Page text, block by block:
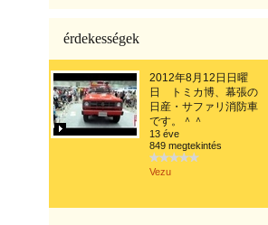
érdekességek
2012年8月12日日曜
日 トミカ博、幕張の
日産・サファリ消防車
です。＾＾
13 éve
849 megtekintés
Vezu